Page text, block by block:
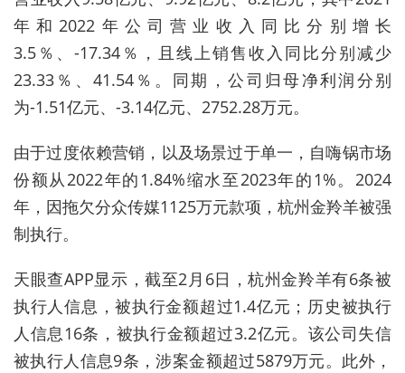
年和2022年公司营业收入同比分别增长
3.5％、-17.34％，且线上销售收入同比分别减少
23.33％、41.54％。同期，公司归母净利润分别
为-1.51亿元、-3.14亿元、2752.28万元。
由于过度依赖营销，以及场景过于单一，自嗨锅市场
份额从2022年的1.84%缩水至2023年的1%。 2024
年，因拖欠分众传媒1125万元款项， 杭州金羚羊被强
制执行。
天眼查APP显示，截至2月6日，杭州金羚羊有6条被
执行人信息，被执行金额超过1.4亿元；历史被执行
人信息16条，被执行金额超过3.2亿元。该公司失信
被执行人信息9条，涉案金额超过5879万元。此外，